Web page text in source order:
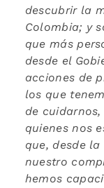
descubrir la
Colombia; y
que más
desde el
acciones de
los que
de
quienes nos
que, desde
nuestro
hemos